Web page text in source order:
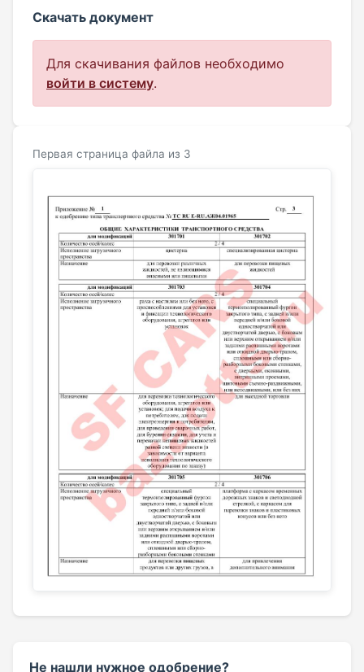
Скачать документ
Для скачивания файлов необходимо
войти в систему.
Первая страница файла из 3
Не нашли нужное одобрение?